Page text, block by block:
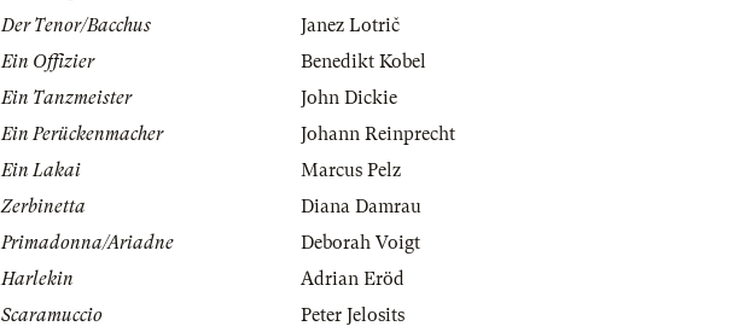
Der Tenor/Bacchus
Janez Lotrič
Ein Offizier
Benedikt Kobel
Ein Tanzmeister
John Dickie
Ein Perückenmacher
Johann Reinprecht
Ein Lakai
Marcus Pelz
Zerbinetta
Diana Damrau
Primadonna/Ariadne
Deborah Voigt
Harlekin
Adrian Eröd
Scaramuccio
Peter Jelosits